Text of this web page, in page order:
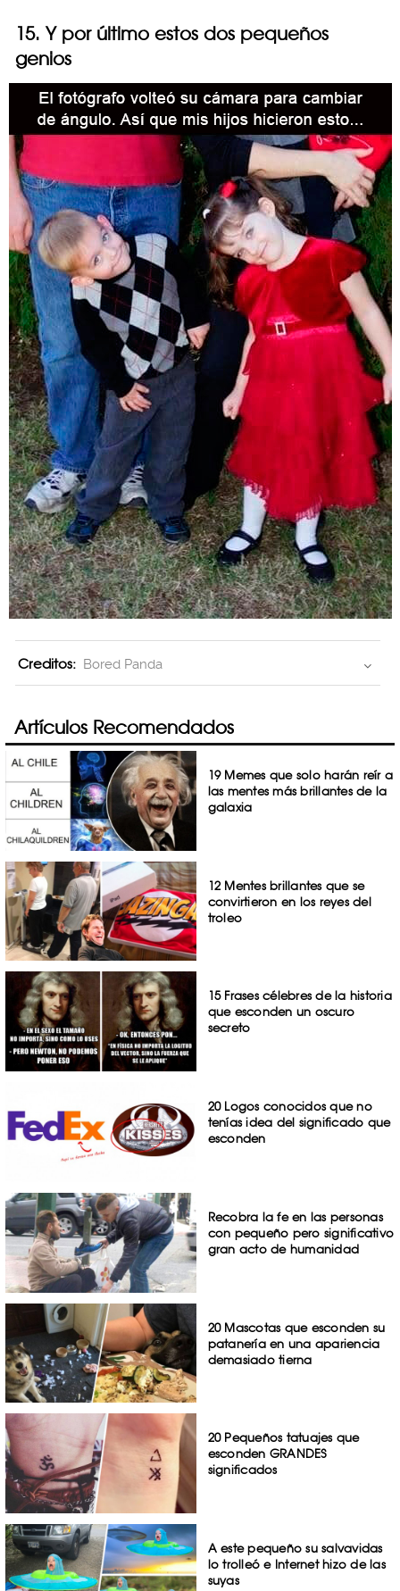
15. Y por último estos dos pequeños
genios
Creditos: Bored Panda
Artículos Recomendados
19 Memes que solo harán reír a
las mentes más brillantes de la
galaxia
12 Mentes brillantes que se
convirtieron en los reyes del
troleo
15 Frases célebres de la historia
que esconden un oscuro
secreto
20 Logos conocidos que no
tenías idea del significado que
esconden
Recobra la fe en las personas
con pequeño pero significativo
gran acto de humanidad
20 Mascotas que esconden su
patanería en una apariencia
demasiado tierna
20 Pequeños tatuajes que
esconden GRANDES
significados
A este pequeño su salvavidas
lo trolleó e Internet hizo de las
suyas